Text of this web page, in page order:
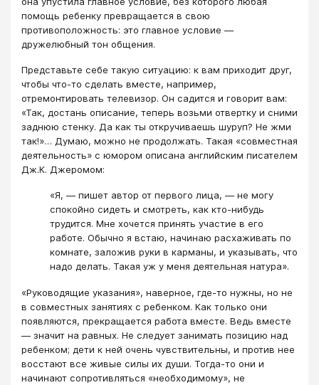
помощь ребенку превращается в свою
противоположность: это главное условие —
дружелюбный тон общения.
Представьте себе такую ситуацию: к вам приходит друг,
чтобы что-то сделать вместе, например,
отремонтировать телевизор. Он садится и говорит вам:
«Так, достань описание, теперь возьми отвертку и сними
заднюю стенку. Да как ты откручиваешь шуруп? Не жми
так!»… Думаю, можно не продолжать. Такая «совместная
деятельность» с юмором описана английским писателем
Дж.К. Джеромом:
«Я, — пишет автор от первого лица, — не могу
спокойно сидеть и смотреть, как кто-нибудь
трудится. Мне хочется принять участие в его
работе. Обычно я встаю, начинаю расхаживать по
комнате, заложив руки в карманы, и указывать, что
надо делать. Такая уж у меня деятельная натура».
«Руководящие указания», наверное, где-то нужны, но не
в совместных занятиях с ребенком. Как только они
появляются, прекращается работа вместе. Ведь вместе
— значит на равных. Не следует занимать позицию над
ребенком; дети к ней очень чувствительны, и против нее
восстают все живые силы их души. Тогда-то они и
начинают сопротивляться «необходимому», не